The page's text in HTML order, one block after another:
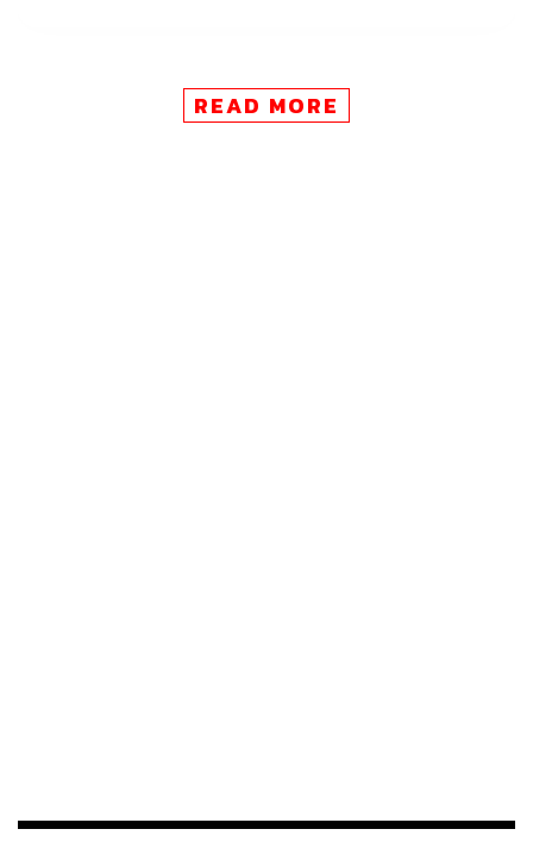
แม้องค์การอนามัยโลก (WHO) จะยังประเมินว่าความเสี่ยง
ต่อประชากรโลกอยู่ในระดับต่ำ แต่ Hantavirus ก็ถือเป็นโรค
บางราย อาการสามารถลุกลามไปสู่ภาวะปอดอักเสบ หายใจ
READ MORE